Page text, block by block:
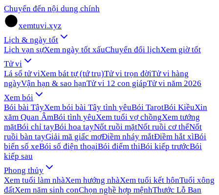
Chuyển đến nội dung chính
xemtuvi.xyz
Lịch & ngày tốt
Lịch vạn sựXem ngày tốt xấuChuyển đổi lịchXem giờ tốt
Tử vi
Lá số tử viXem bát tự (tứ trụ)Tử vi trọn đờiTử vi hàng
ngàyVận hạn & sao hạnTử vi 12 con giápTử vi năm 2026
Xem bói
Bói bài TâyXem bói bài Tây tình yêuBói TarotBói KiềuXin
xăm Quan ÂmBói tình yêuXem tuổi vợ chồngXem tướng
mặtBói chỉ tayBói hoa tayNốt ruồi mặtNốt ruồi cơ thểNốt
ruồi bàn tayGiải mã giấc mơĐiềm nháy mắtĐiềm hắt xìBói
biển số xeBói số điện thoạiBói điểm thiBói kiếp trướcBói
kiếp sau
Phong thủy
Xem tuổi làm nhàXem hướng nhàXem tuổi kết hônTuổi xông
đấtXem năm sinh conChọn nghề hợp mệnhThước Lỗ Ban